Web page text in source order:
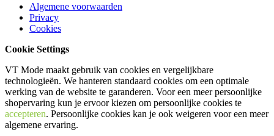
Algemene voorwaarden
Privacy
Cookies
Cookie Settings
VT Mode maakt gebruik van cookies en vergelijkbare
technologieën. We hanteren standaard cookies om een optimale
werking van de website te garanderen. Voor een meer persoonlijke
shopervaring kun je ervoor kiezen om persoonlijke cookies te
accepteren. Persoonlijke cookies kan je ook weigeren voor een meer
algemene ervaring.